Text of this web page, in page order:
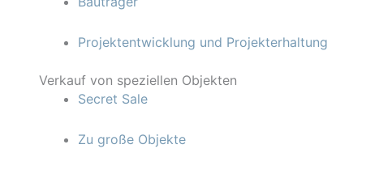
Projektentwicklung und Projekterhaltung
Verkauf von speziellen Objekten
Secret Sale
Zu große Objekte